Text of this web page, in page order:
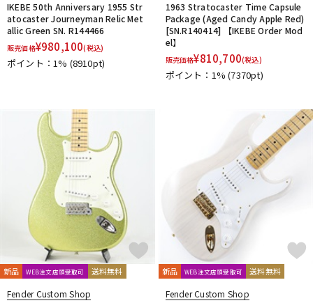
IKEBE 50th Anniversary 1955 Str
atocaster Journeyman Relic Met
allic Green SN. R144466
販売価格¥980,100(税込)
ポイント：1% (8910pt)
1963 Stratocaster Time Capsule
Package (Aged Candy Apple Red)
[SN.R140414] 【IKEBE Order Mod
el】
販売価格¥810,700(税込)
ポイント：1%(7370pt)
新品 WEB注文店頭受取可 送料無料
Fender Custom Shop
新品 WEB注文店頭受取可 送料無料
Fender Custom Shop